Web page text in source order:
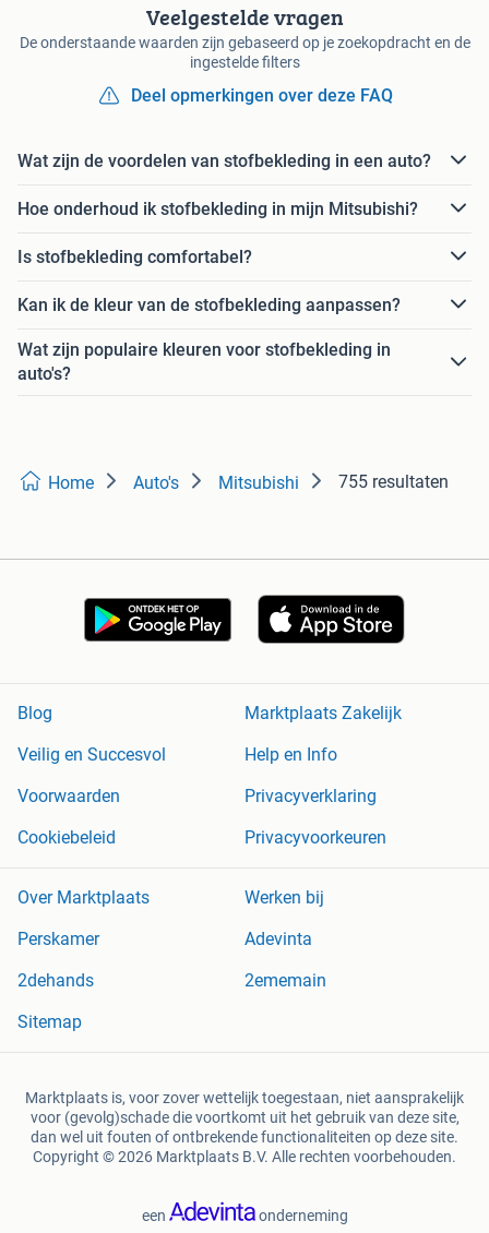
Veelgestelde vragen
De onderstaande waarden zijn gebaseerd op je zoekopdracht en de
ingestelde filters
Deel opmerkingen over deze FAQ
Wat zijn de voordelen van stofbekleding in een auto?
Hoe onderhoud ik stofbekleding in mijn Mitsubishi?
Is stofbekleding comfortabel?
Kan ik de kleur van de stofbekleding aanpassen?
Wat zijn populaire kleuren voor stofbekleding in
auto's?
Home Auto's Mitsubishi 755 resultaten
Blog
Marktplaats Zakelijk
Veilig en Succesvol
Help en Info
Voorwaarden
Privacyverklaring
Cookiebeleid
Privacyvoorkeuren
Over Marktplaats
Werken bij
Perskamer
Adevinta
2dehands
2ememain
Sitemap
Marktplaats is, voor zover wettelijk toegestaan, niet aansprakelijk
voor (gevolg)schade die voortkomt uit het gebruik van deze site,
dan wel uit fouten of ontbrekende functionaliteiten op deze site.
Copyright © 2026 Marktplaats B.V. Alle rechten voorbehouden.
een onderneming